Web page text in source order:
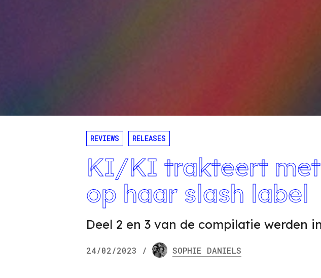
REVIEWS RELEASES
KI/KI trakteert met
op haar slash label
Deel 2 en 3 van de compilatie werden
24/02/2023 / SOPHIE DANIELS